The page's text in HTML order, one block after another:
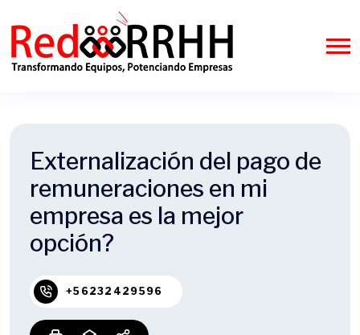
Externalización del pago de
remuneraciones en mi
empresa es la mejor
opción?
+56232429596